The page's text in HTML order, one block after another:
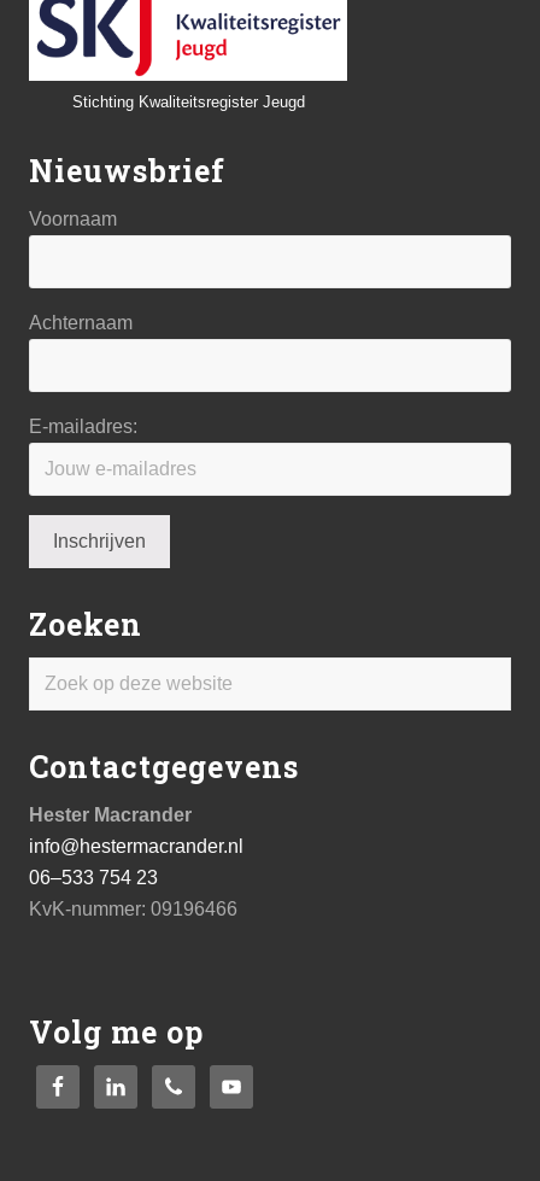
Stichting Kwaliteitsregister Jeugd
Nieuwsbrief
Voornaam
Achternaam
E-mailadres:
Zoeken
Zoek
website
Contactgegevens
Hester Macrander
info@hestermacrander.nl
06–533 754 23
KvK-nummer: 09196466
Volg me op